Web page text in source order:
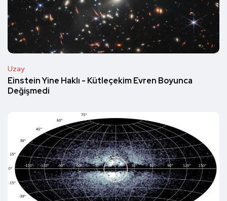
Uzay
Einstein Yine Haklı - Kütleçekim Evren Boyunca
Değişmedi